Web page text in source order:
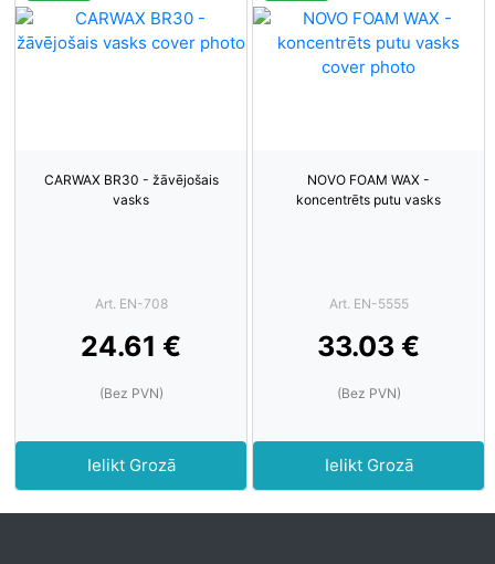
CARWAX BR30 - žāvējošais
vasks
Art. EN-708
24.61 €
(Bez PVN)
Ielikt Grozā
NOVO FOAM WAX -
koncentrēts putu vasks
Art. EN-5555
33.03 €
(Bez PVN)
Ielikt Grozā